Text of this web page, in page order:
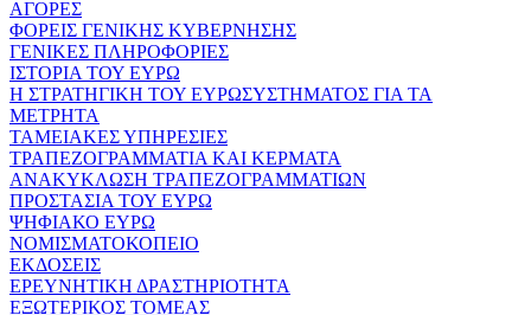
ΑΓΟΡΕΣ
ΦΟΡΕΙΣ ΓΕΝΙΚΗΣ ΚΥΒΕΡΝΗΣΗΣ
ΓΕΝΙΚΕΣ ΠΛΗΡΟΦΟΡΙΕΣ
ΙΣΤΟΡΙΑ ΤΟΥ ΕΥΡΩ
Η ΣΤΡΑΤΗΓΙΚΗ ΤΟΥ ΕΥΡΩΣΥΣΤΗΜΑΤΟΣ ΓΙΑ ΤΑ
ΜΕΤΡΗΤΑ
ΤΑΜΕΙΑΚΕΣ ΥΠΗΡΕΣΙΕΣ
ΤΡΑΠΕΖΟΓΡΑΜΜΑΤΙΑ ΚΑΙ ΚΕΡΜΑΤΑ
ΑΝΑΚΥΚΛΩΣΗ ΤΡΑΠΕΖΟΓΡΑΜΜΑΤΙΩΝ
ΠΡΟΣΤΑΣΙΑ ΤΟΥ ΕΥΡΩ
ΨΗΦΙΑΚΟ ΕΥΡΩ
ΝΟΜΙΣΜΑΤΟΚΟΠΕΙΟ
ΕΚΔΟΣΕΙΣ
ΕΡΕΥΝΗΤΙΚΗ ΔΡΑΣΤΗΡΙΟΤΗΤΑ
ΕΞΩΤΕΡΙΚΟΣ ΤΟΜΕΑΣ